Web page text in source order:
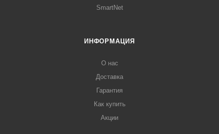
SmartNet
ИНФОРМАЦИЯ
О нас
Доставка
Гарантия
Как купить
Акции